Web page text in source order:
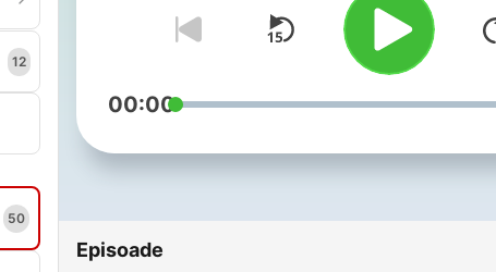
12
50
00:00
Episoade